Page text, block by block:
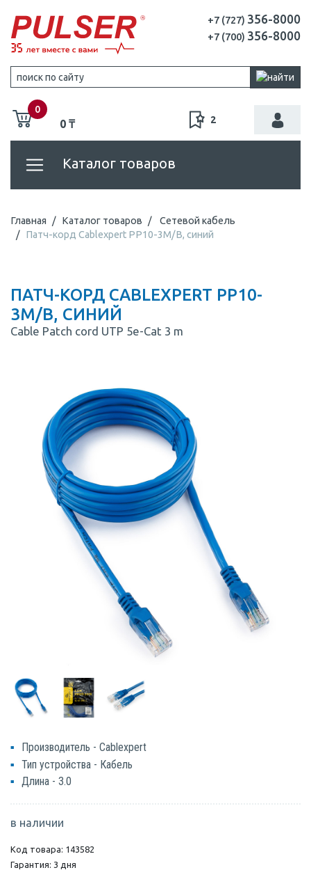
+7 (727) 356-8000
+7 (700) 356-8000
0
0 ₸ 2
Каталог товаров
Главная Каталог товаров
Сетевой кабель
Патч-корд Cablexpert PP10-3M/B, синий
ПАТЧ-КОРД CABLEXPERT PP10-
3M/B, СИНИЙ
Cable Patch cord UTP 5e-Cat 3 m
Производитель - Cablexpert
Тип устройства - Кабель
Длина - 3.0
в наличии
Код товара: 143582
Гарантия: 3 дня